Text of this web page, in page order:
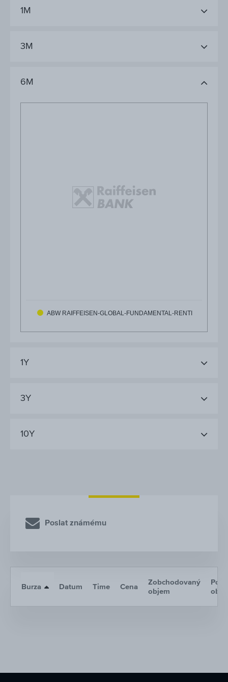
1M
3M
6M
ABW RAIFFEISEN-GLOBAL-FUNDAMENTAL-RENTI
1Y
3Y
10Y
Poslat známému
Burza Datum Time Cena
Zobchodovaný
objem